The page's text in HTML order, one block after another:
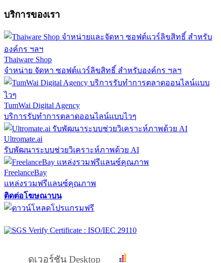
บริการของเรา
Thaiware Shop
จำหน่าย จัดหา ซอฟต์แวร์ลิขสิทธิ์ สำหรับองค์กร ฯลฯ
TumWai Digital Agency
บริการรับทำการตลาดออนไลน์แบบไวๆ
Ultromate.ai
รับพัฒนาระบบช่วยวิเคราะห์ภาพด้วย AI
FreelanceBay
แหล่งรวมฟรีแลนซ์คุณภาพ
ติดต่อโฆษณาบน
ดูเวอร์ชัน Desktop